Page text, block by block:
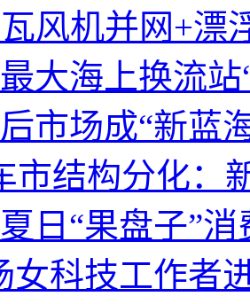
风机并网+漂
大海上换流
市场成“新蓝
市结构分化：
日“果盘子”
女科技工作者